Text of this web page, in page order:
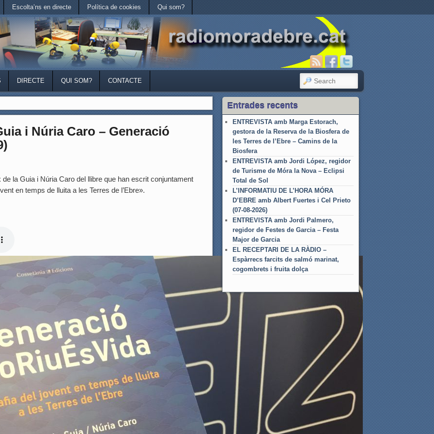
Escolta’ns en directe Política de cookies Qui som?
DIRECTE QUI SOM? CONTACTE SEARCH
i Núria Caro – Generació
la Guia i Núria Caro del llibre que han escrit conjuntament
en temps de lluita a les Terres de l’Ebre».
Entrades recents
ENTREVISTA amb Marga Estorach,
gestora de la Reserva de la Biosfera de
les Terres de l’Ebre – Camins de la
Biosfera
ENTREVISTA amb Jordi López, regidor
de Turisme de Móra la Nova – Eclipsi
Total de Sol
L’INFORMATIU DE L’HORA MÓRA
D’EBRE amb Albert Fuertes i Cel Prieto
(07-08-2026)
ENTREVISTA amb Jordi Palmero,
regidor de Festes de Garcia – Festa
Major de Garcia
EL RECEPTARI DE LA RÀDIO –
Espàrrecs farcits de salmó marinat,
cogombrets i fruita dolça